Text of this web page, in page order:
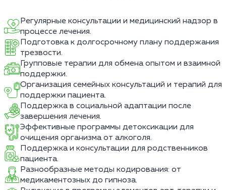
Регулярные консультации и медицинский надзор в
процессе лечения.
Подготовка к долгосрочному плану поддержания
трезвости.
Групповые терапии для обмена опытом и взаимной
поддержки.
Организация семейных консультаций и терапий для
поддержки пациента.
Поддержка в социальной адаптации после
завершения лечения.
Эффективные программы детоксикации для
очищения организма от алкоголя.
Поддержка и консультации для родственников
пациента.
Разнообразные методы кодирования: от
медикаментозных до гипноза.